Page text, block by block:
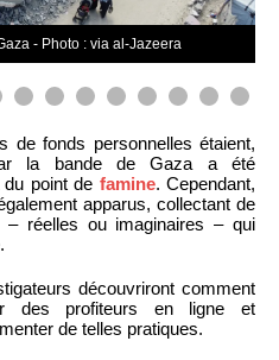
- Photo : via al-Jazeera
de fonds personnelles étaient,
la bande de Gaza a été
point de famine. Cependant,
apparus, collectant de
– réelles ou imaginaires – qui
découvriront comment
des profiteurs en ligne et
de telles pratiques.